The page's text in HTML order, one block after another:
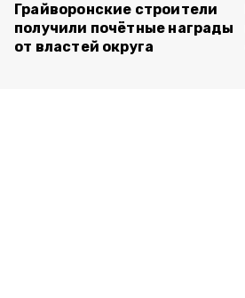
Грайворонские строители
получили почётные награды
от властей округа